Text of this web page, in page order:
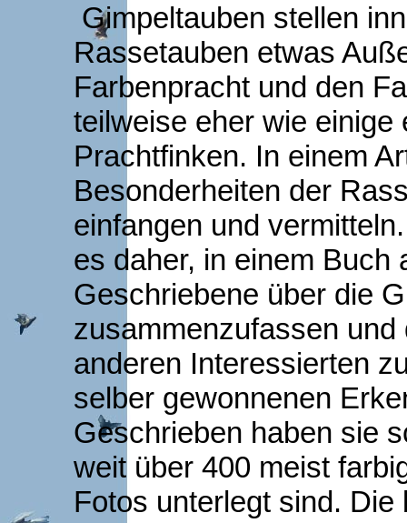
Gimpeltauben stellen
Rassetauben etwas
Farbenpracht und den
teilweise eher wie
Prachtfinken. In einem
Besonderheiten der
einfangen und
es daher, in einem Buch
Geschriebene über die
zusammenzufassen
anderen Interessierten
selber gewonnenen
Geschrieben haben sie
weit über 400 meist
Fotos unterlegt sind.